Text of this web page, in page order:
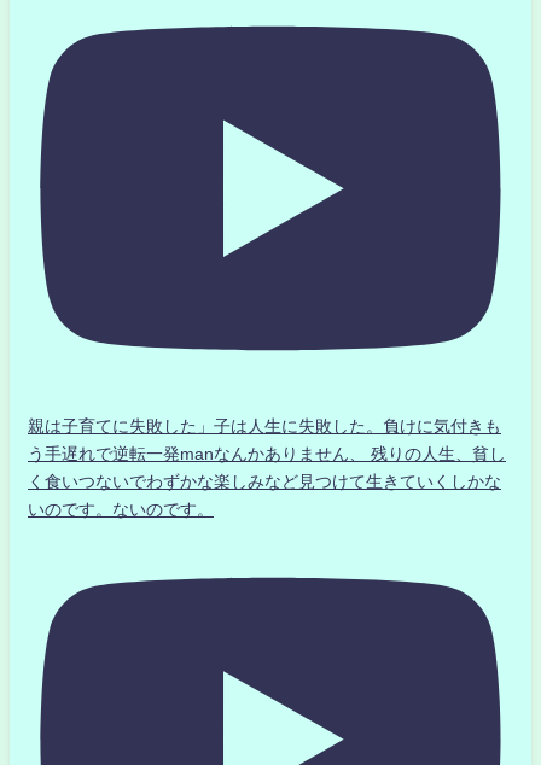
親は子育てに失敗した」子は人生に失敗した。負けに気付きも
う手遅れで逆転一発manなんかありません、 残りの人生、貧し
く食いつないでわずかな楽しみなど見つけて生きていくしかな
いのです。ないのです。